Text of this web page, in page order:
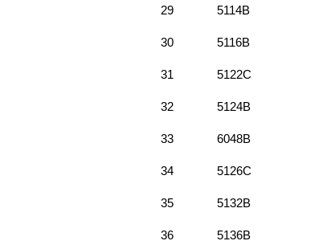
29 5114B
30 5116B
31 5122C
32 5124B
33 6048B
34 5126C
35 5132B
36 5136B